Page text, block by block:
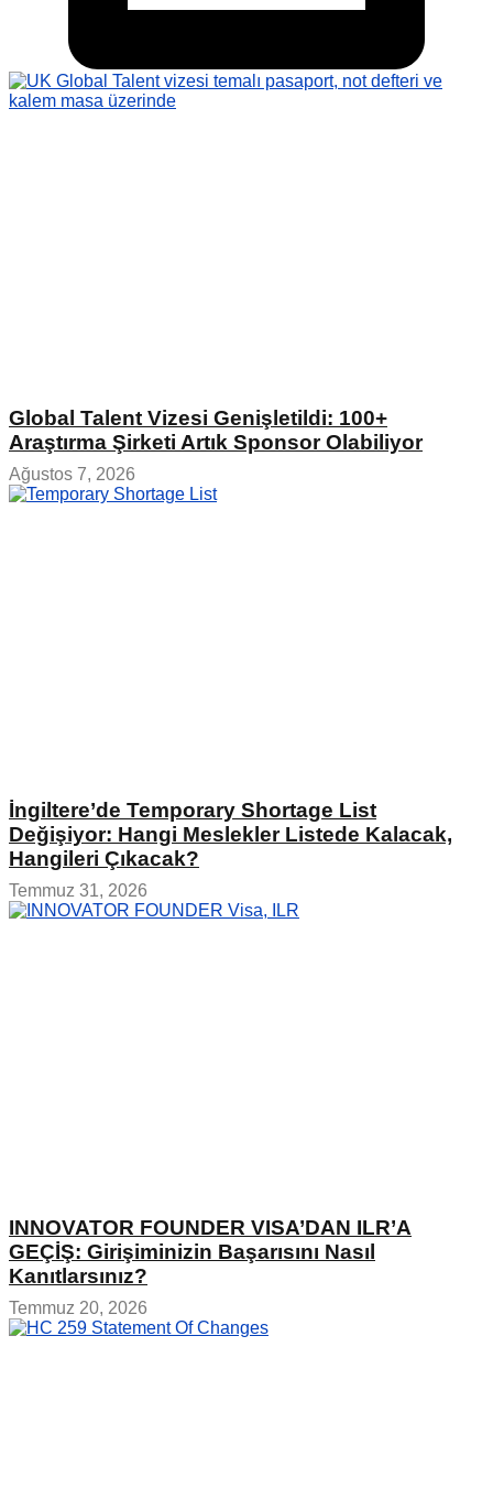
Global Talent Vizesi Genişletildi: 100+
Araştırma Şirketi Artık Sponsor Olabiliyor
Ağustos 7, 2026
İngiltere’de Temporary Shortage List
Değişiyor: Hangi Meslekler Listede Kalacak,
Hangileri Çıkacak?
Temmuz 31, 2026
INNOVATOR FOUNDER VISA’DAN ILR’A
GEÇİŞ: Girişiminizin Başarısını Nasıl
Kanıtlarsınız?
Temmuz 20, 2026